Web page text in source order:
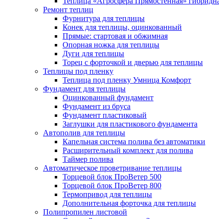
Ремонт теплиц
Фурнитура для теплицы
Конек для теплицы, оцинкованный
Прямые: стартовая и обжимная
Опорная ножка для теплицы
Дуги для теплицы
Торец с форточкой и дверью для теплицы
Теплицы под пленку
Теплица под пленку Умница Комфорт
Фундамент для теплицы
Оцинкованный фундамент
Фундамент из бруса
Фундамент пластиковый
Заглушки для пластикового фундамента
Автополив для теплицы
Капельная система полива без автоматики
Расширительный комплект для полива
Таймер полива
Автоматическое проветривание теплицы
Торцевой блок ПроВетер 500
Торцевой блок ПроВетер 800
Термопривод для теплицы
Дополнительная форточка для теплицы
Полипропилен листовой